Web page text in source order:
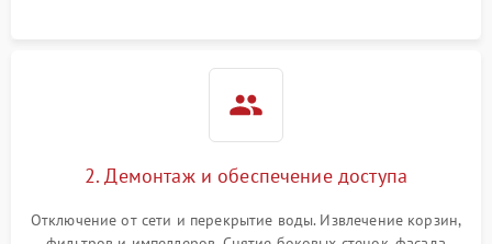
2. Демонтаж и обеспечение доступа
Отключение от сети и перекрытие воды. Извлечение корзин,